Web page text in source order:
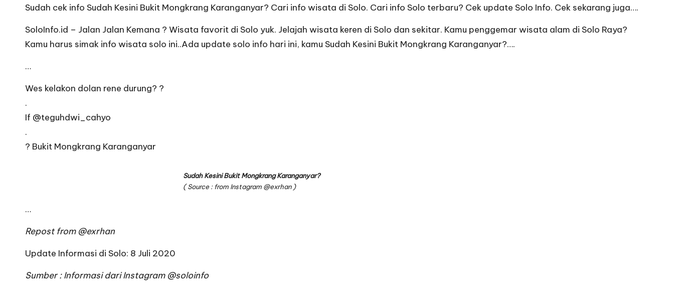
Sudah cek info Sudah Kesini Bukit Mongkrang Karanganyar? Cari info wisata di Solo. Cari info Solo terbaru? Cek update Solo Info. Cek sekarang juga….
SoloInfo.id – Jalan Jalan Kemana ? Wisata favorit di Solo yuk. Jelajah wisata keren di Solo dan sekitar. Kamu penggemar wisata alam di Solo Raya?
Kamu harus simak info wisata solo ini..Ada update solo info hari ini, kamu Sudah Kesini Bukit Mongkrang Karanganyar?….
…
Wes kelakon dolan rene durung? ?
.
If @teguhdwi_cahyo
.
? Bukit Mongkrang Karanganyar
Sudah Kesini Bukit Mongkrang Karanganyar?
( Source : from Instagram @exrhan)
…
Repost from @exrhan
Update Informasi di Solo: 8 Juli 2020
Sumber : Informasi dari Instagram @soloinfo